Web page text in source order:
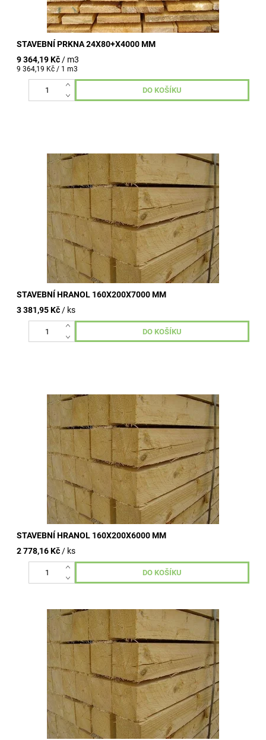
STAVEBNÍ PRKNA 24X80+X4000 MM
9 364,19 Kč / m3
9 364,19 Kč / 1 m3
Stavební hranoly omítané, nehoblované, vzduchosuché.
Kvalitní dřevo od dlouhodobě ověřených výrobních závodů.
Široké využití ve...
STAVEBNÍ HRANOL 160X200X7000 MM
3 381,95 Kč / ks
Stavební hranoly omítané, nehoblované, vzduchosuché.
Kvalitní dřevo od dlouhodobě ověřených výrobních závodů.
Široké využití ve...
STAVEBNÍ HRANOL 160X200X6000 MM
2 778,16 Kč/ ks
Stavební hranoly omítané, nehoblované, vzduchosuché.
Kvalitní dřevo od dlouhodobě ověřených výrobních závodů.
Široké využití ve...